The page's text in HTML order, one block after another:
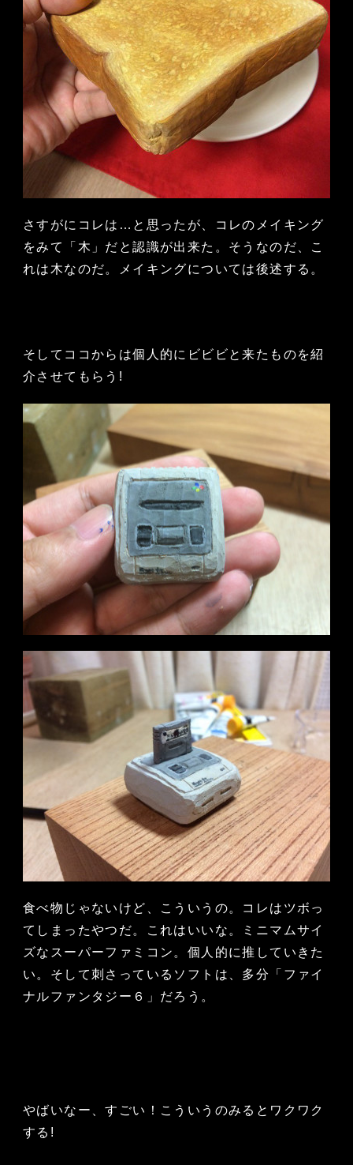
さすがにコレは…と思ったが、コレのメイキング
をみて「木」だと認識が出来た。そうなのだ、こ
れは木なのだ。メイキングについては後述する。
そしてココからは個人的にビビビと来たものを紹
介させてもらう!
食べ物じゃないけど、こういうの。コレはツボっ
てしまったやつだ。これはいいな。ミニマムサイ
ズなスーパーファミコン。個人的に推していきた
い。そして刺さっているソフトは、多分「ファイ
ナルファンタジー６」だろう。
やばいなー、すごい！こういうのみるとワクワク
する!